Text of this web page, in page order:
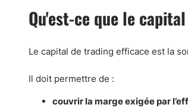
Qu'est-ce que le
Le capital de trading efficace est la
Il doit permettre de :
couvrir la marge exigée par